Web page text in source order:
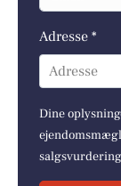
Adresse *
Adresse
Dine